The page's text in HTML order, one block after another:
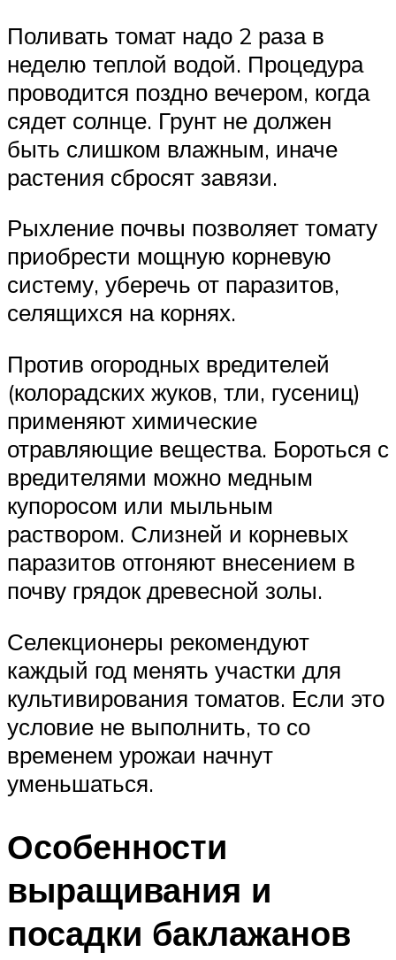
Поливать томат надо 2 раза в
неделю теплой водой. Процедура
проводится поздно вечером, когда
сядет солнце. Грунт не должен
быть слишком влажным, иначе
растения сбросят завязи.
Рыхление почвы позволяет томату
приобрести мощную корневую
систему, уберечь от паразитов,
селящихся на корнях.
Против огородных вредителей
(колорадских жуков, тли, гусениц)
применяют химические
отравляющие вещества. Бороться с
вредителями можно медным
купоросом или мыльным
раствором. Слизней и корневых
паразитов отгоняют внесением в
почву грядок древесной золы.
Селекционеры рекомендуют
каждый год менять участки для
культивирования томатов. Если это
условие не выполнить, то со
временем урожаи начнут
уменьшаться.
Особенности
выращивания и
посадки баклажанов